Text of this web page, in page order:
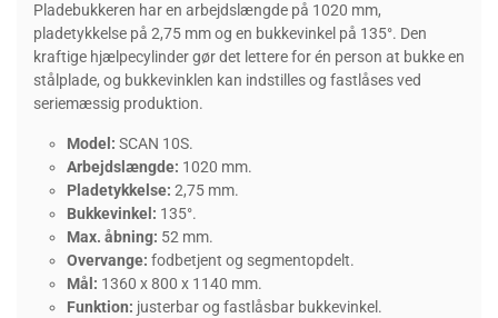
Pladebukkeren har en arbejdslængde på 1020 mm,
pladetykkelse på 2,75 mm og en bukkevinkel på 135°. Den
kraftige hjælpecylinder gør det lettere for én person at bukke en
stålplade, og bukkevinklen kan indstilles og fastlåses ved
seriemæssig produktion.
Model: SCAN 10S.
Arbejdslængde: 1020 mm.
Pladetykkelse: 2,75 mm.
Bukkevinkel: 135°.
Max. åbning: 52 mm.
Overvange: fodbetjent og segmentopdelt.
Mål: 1360 x 800 x 1140 mm.
Funktion: justerbar og fastlåsbar bukkevinkel.